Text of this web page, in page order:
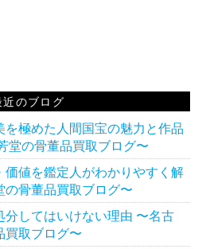
近のブログ
極めた人間国宝の魅力と作品
堂の骨董品買取ブログ〜
値を鑑定人がわかりやすく解
骨董品買取ブログ〜
してはいけない理由 〜名古
買取ブログ〜